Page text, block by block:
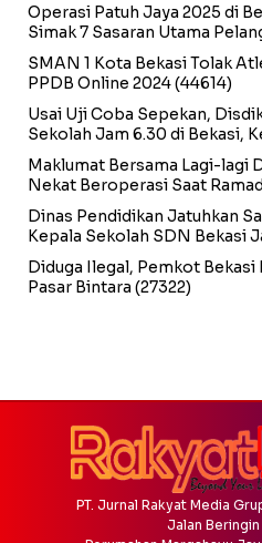
Operasi Patuh Jaya 2025 di
Simak 7 Sasaran Utama
SMAN 1 Kota Bekasi Tolak
PPDB Online 2024(44614)
Usai Uji Coba Sepekan,
Sekolah Jam 6.30 di Bekasi,
Maklumat Bersama Lagi-lagi
Nekat Beroperasi Saat
Dinas Pendidikan Jatuhkan
Kepala Sekolah SDN Bekasi
Diduga Ilegal, Pemkot Bekasi
Pasar Bintara (27322)
PT. Jurnal Rakyat Media
Jalan Beringin